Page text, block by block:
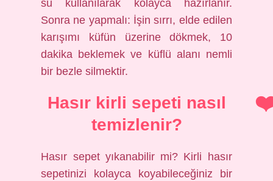
su kullanılarak kolayca hazırlanır.
Sonra ne yapmalı: İşin sırrı, elde edilen
karışımı küfün üzerine dökmek, 10
dakika beklemek ve küflü alanı nemli
bir bezle silmektir.
Hasır kirli sepeti nasıl
temizlenir?
Hasır sepet yıkanabilir mi? Kirli hasır
sepetinizi kolayca koyabileceğiniz bir